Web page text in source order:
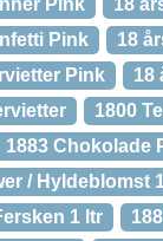
Pink
18
Pink
18
Pink
18
1800
1883 Chokolade
/ Hyldeblomst
1 ltr